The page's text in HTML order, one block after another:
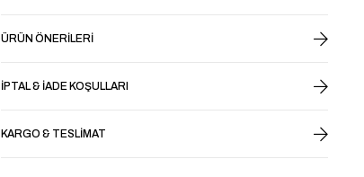
ÜRÜN ÖNERILERI
İPTAL & İADE KOŞULLARI
KARGO & TESLIMAT